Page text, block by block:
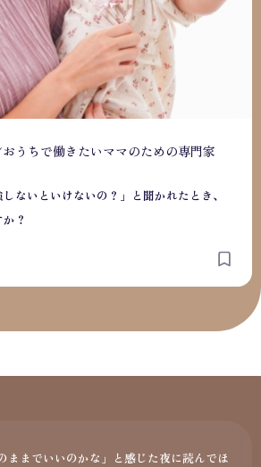
うちで働きたいママのための専門家
ないといけないの？」と聞かれたとき、
？
ままでいいのかな」と感じた夜に読んでほ